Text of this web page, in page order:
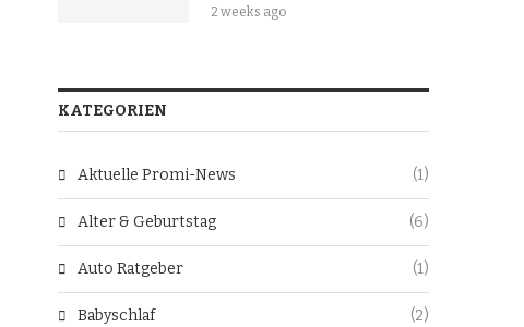
2 weeks ago
KATEGORIEN
Aktuelle Promi-News (1)
Alter & Geburtstag (6)
Auto Ratgeber (1)
Babyschlaf (2)